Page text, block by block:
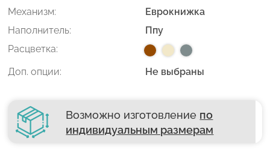
Механизм:
Еврокнижка
Наполнитель:
Ппу
Расцветка:
Доп. опции:
Не выбраны
Возможно изготовление по
индивидуальным размерам